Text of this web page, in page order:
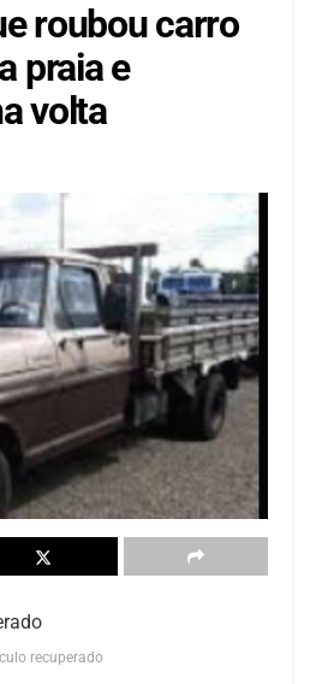
roubou carro
praia e
volta
recuperado